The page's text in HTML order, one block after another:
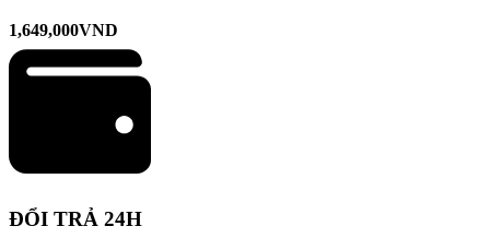
1,649,000VND
ĐỔI TRẢ 24H